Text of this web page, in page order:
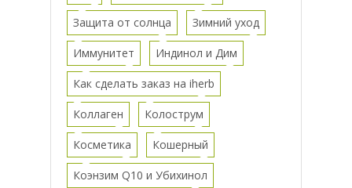
Защита от солнца Зимний уход
Иммунитет Индинол и Дим
Как сделать заказ на iherb
Коллаген Колострум
Косметика Кошерный
Коэнзим Q10 и Убихинол